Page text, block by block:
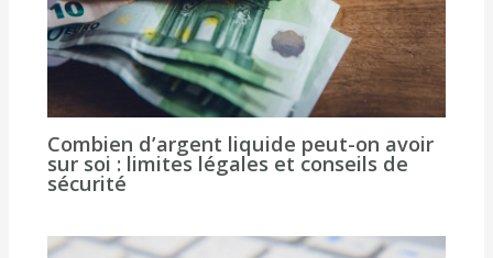
Combien d’argent liquide peut-on avoir
sur soi : limites légales et conseils de
sécurité